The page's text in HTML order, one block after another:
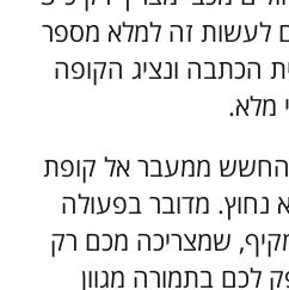
לעשות זה למלא מספר
הכתבה ונציג הקופה
מלא.
ממעבר אל קופת
נחוץ. מדובר בפעולה
שמצריכה מכם רק
לכם בתמורה מגוון